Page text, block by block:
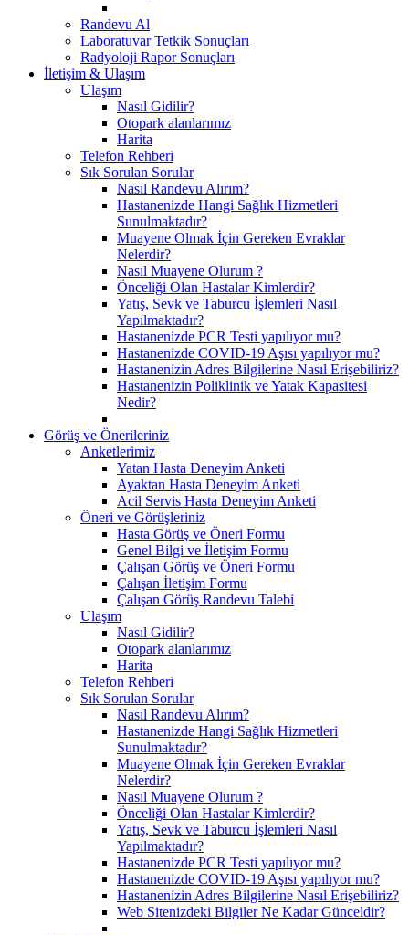
Randevu Al
Laboratuvar Tetkik Sonuçları
Radyoloji Rapor Sonuçları
İletişim & Ulaşım
Ulaşım
Nasıl Gidilir?
Otopark alanlarımız
Harita
Telefon Rehberi
Sık Sorulan Sorular
Nasıl Randevu Alırım?
Hastanenizde Hangi Sağlık Hizmetleri
Sunulmaktadır?
Muayene Olmak İçin Gereken Evraklar
Nelerdir?
Nasıl Muayene Olurum ?
Önceliği Olan Hastalar Kimlerdir?
Yatış, Sevk ve Taburcu İşlemleri Nasıl
Yapılmaktadır?
Hastanenizde PCR Testi yapılıyor mu?
Hastanenizde COVID-19 Aşısı yapılıyor mu?
Hastanenizin Adres Bilgilerine Nasıl Erişebiliriz?
Hastanenizin Poliklinik ve Yatak Kapasitesi
Nedir?
Görüş ve Önerileriniz
Anketlerimiz
Yatan Hasta Deneyim Anketi
Ayaktan Hasta Deneyim Anketi
Acil Servis Hasta Deneyim Anketi
Öneri ve Görüşleriniz
Hasta Görüş ve Öneri Formu
Genel Bilgi ve İletişim Formu
Çalışan Görüş ve Öneri Formu
Çalışan İletişim Formu
Çalışan Görüş Randevu Talebi
Ulaşım
Nasıl Gidilir?
Otopark alanlarımız
Harita
Telefon Rehberi
Sık Sorulan Sorular
Nasıl Randevu Alırım?
Hastanenizde Hangi Sağlık Hizmetleri
Sunulmaktadır?
Muayene Olmak İçin Gereken Evraklar
Nelerdir?
Nasıl Muayene Olurum ?
Önceliği Olan Hastalar Kimlerdir?
Yatış, Sevk ve Taburcu İşlemleri Nasıl
Yapılmaktadır?
Hastanenizde PCR Testi yapılıyor mu?
Hastanenizde COVID-19 Aşısı yapılıyor mu?
Hastanenizin Adres Bilgilerine Nasıl Erişebiliriz?
Web Sitenizdeki Bilgiler Ne Kadar Günceldir?